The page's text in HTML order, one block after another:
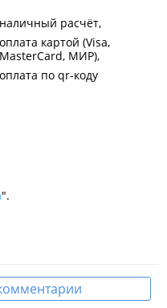
наличный расчёт
оплата картой (Visa,
MasterCard, МИР)
оплата по qr-коду
".